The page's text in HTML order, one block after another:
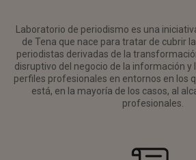
Laboratorio de periodismo es una
de Tena que nace para tratar de cubrir
periodistas derivadas de la
disruptivo del negocio de la información y
perfiles profesionales en entornos en los
está, en la mayoría de los casos, al
profesionales.